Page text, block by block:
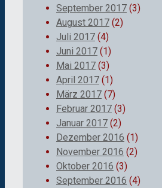
September 2017 (3)
August 2017 (2)
Juli 2017 (4)
Juni 2017 (1)
Mai 2017 (3)
April 2017 (1)
März 2017 (7)
Februar 2017 (3)
Januar 2017 (2)
Dezember 2016 (1)
November 2016 (2)
Oktober 2016 (3)
September 2016 (4)